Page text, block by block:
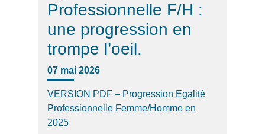
Professionnelle F/H :
une progression en
trompe l’oeil.
07 mai 2026
VERSION PDF – Progression Egalité
Professionnelle Femme/Homme en
2025